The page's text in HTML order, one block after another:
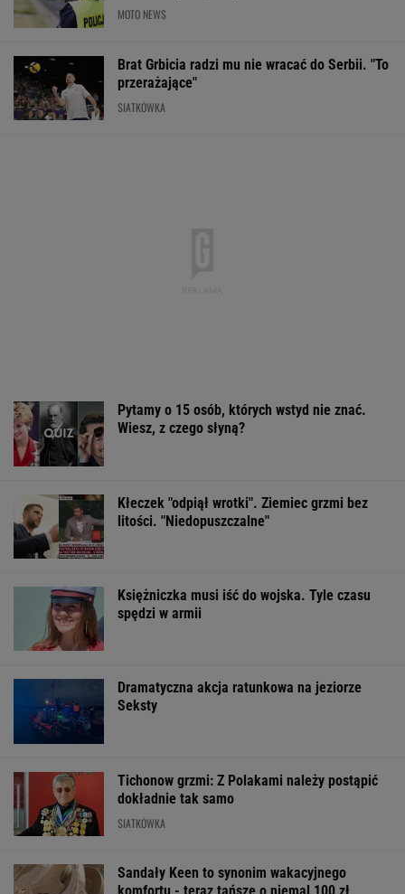
MOTO NEWS
Brat Grbicia radzi mu nie wracać do Serbii. "To
przerażające"
SIATKÓWKA
Pytamy o 15 osób, których wstyd nie znać.
Wiesz, z czego słyną?
Kłeczek "odpiął wrotki". Ziemiec grzmi bez
litości. "Niedopuszczalne"
Księżniczka musi iść do wojska. Tyle czasu
spędzi w armii
Dramatyczna akcja ratunkowa na jeziorze
Seksty
Tichonow grzmi: Z Polakami należy postąpić
dokładnie tak samo
SIATKÓWKA
Sandały Keen to synonim wakacyjnego